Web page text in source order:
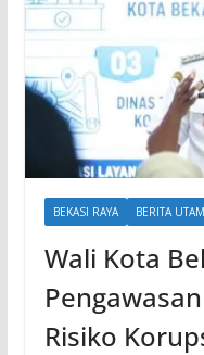
BEKASI RAYA BERITA
Wali Kota
Risiko